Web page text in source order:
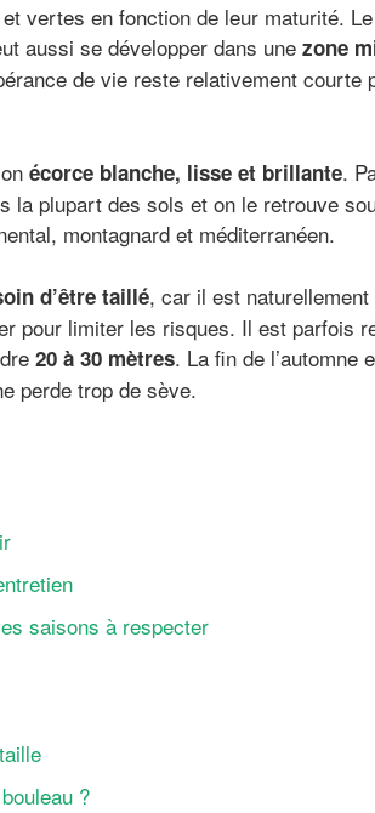
vertes en fonction de leur maturité.
aussi se développer dans une zone
de vie reste relativement courte
écorce blanche, lisse et brillante.
la plupart des sols et on le retrouve
montagnard et méditerranéen.
d’être taillé, car il est
pour limiter les risques. Il est parfois
20 à 30 mètres. La fin de l’automne
perde trop de sève.
saisons à respecter
?